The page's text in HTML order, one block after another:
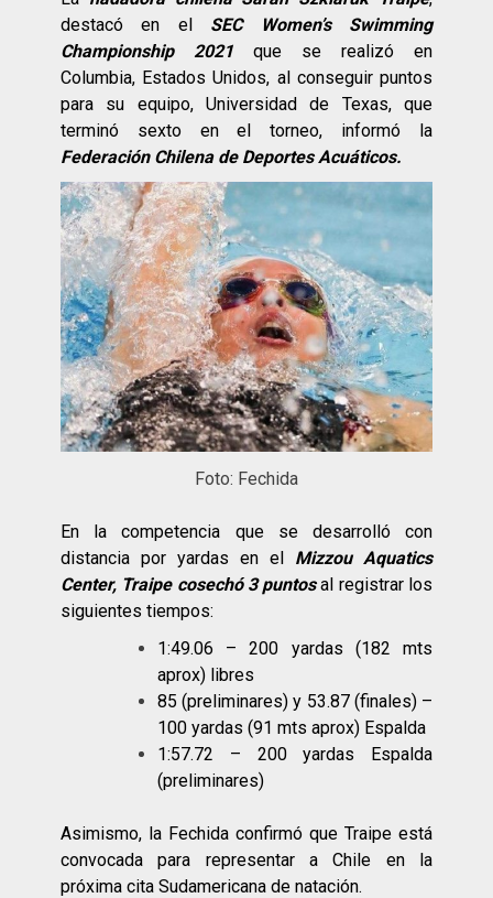
destacó en el SEC Women’s Swimming
Championship 2021 que se realizó en
Columbia, Estados Unidos, al conseguir puntos
para su equipo, Universidad de Texas, que
terminó sexto en el torneo, informó la
Federación Chilena de Deportes Acuáticos.
Foto: Fechida
En la competencia que se desarrolló con
distancia por yardas en el Mizzou Aquatics
Center, Traipe cosechó 3 puntosal registrar los
siguientes tiempos:
1:49.06 – 200 yardas (182 mts
aprox) libres
85 (preliminares) y 53.87 (finales) –
100 yardas (91 mts aprox) Espalda
1:57.72 – 200 yardas Espalda
(preliminares)
Asimismo, la Fechida confirmó que Traipe está
convocada para representar a Chile en la
próxima cita Sudamericana de natación.